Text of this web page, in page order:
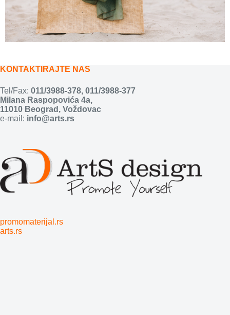
KONTAKTIRAJTE NAS
Tel/Fax: 011/3988-378, 011/3988-377
Milana Raspopovića 4a,
11010 Beograd, Voždovac
e-mail: info@arts.rs
promomaterijal.rs
arts.rs